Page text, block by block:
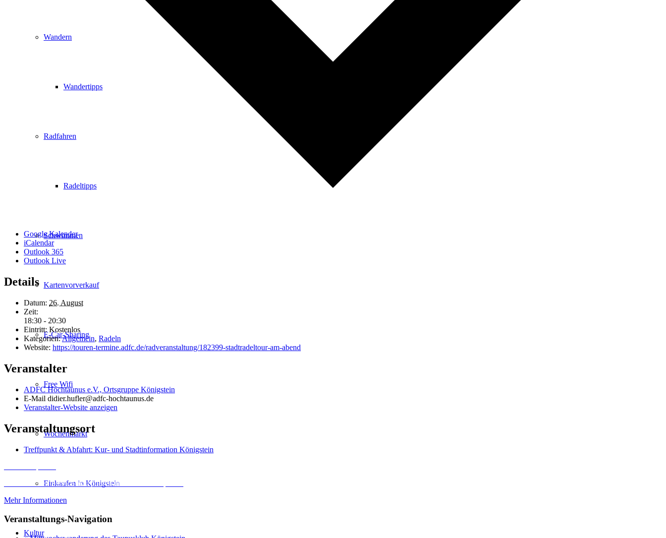
Wandern
Wandertipps
Radfahren
Radeltipps
Schwimmen
Kartenvorverkauf
E-Car-Sharing
Free Wifi
Wochenmarkt
Einkaufen in Königstein
Kultur
Google Kalender
iCalendar
Outlook 365
Outlook Live
Details
Datum: 26. August
Zeit:
18:30 - 20:30
Eintritt: Kostenlos
Kategorien:Allgemein, Radeln
Website: https://touren-termine.adfc.de/radveranstaltung/182399-stadtradeltour-am-abend
Veranstalter
ADFC Hochtaunus e.V., Ortsgruppe Königstein
E-Mail didier.hufler@adfc-hochtaunus.de
Veranstalter-Website anzeigen
Veranstaltungsort
Treffpunkt & Abfahrt: Kur- und Stadtinformation Königstein
Erforderlichen Service akzeptieren und Inhalte entsperren
Mehr Informationen
Veranstaltungs-Navigation